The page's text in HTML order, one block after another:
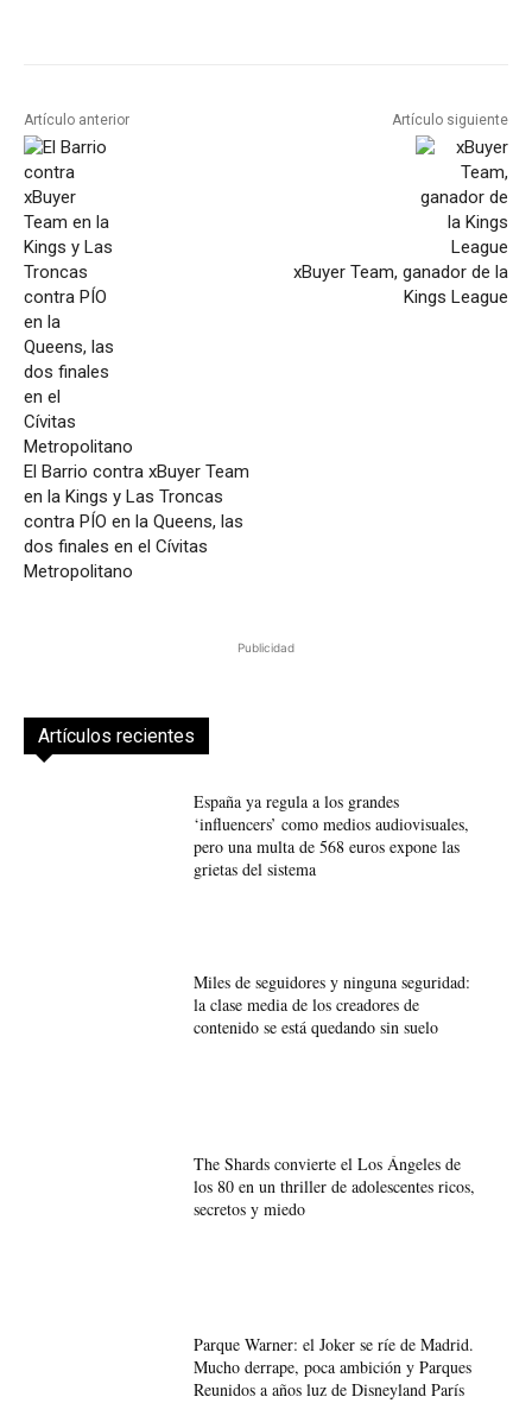
Artículo anterior
El Barrio contra xBuyer Team
en la Kings y Las Troncas
contra PÍO en la Queens, las
dos finales en el Cívitas
Metropolitano
Artículo siguiente
xBuyer Team, ganador de la
Kings League
Publicidad
Artículos recientes
España ya regula a los grandes
‘influencers’ como medios audiovisuales,
pero una multa de 568 euros expone las
grietas del sistema
Miles de seguidores y ninguna seguridad:
la clase media de los creadores de
contenido se está quedando sin suelo
The Shards convierte el Los Ángeles de
los 80 en un thriller de adolescentes ricos,
secretos y miedo
Parque Warner: el Joker se ríe de Madrid.
Mucho derrape, poca ambición y Parques
Reunidos a años luz de Disneyland París